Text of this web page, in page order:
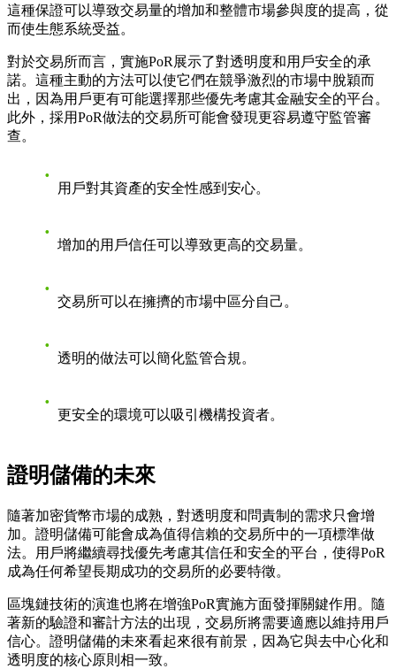
這種保證可以導致交易量的增加和整體市場參與度的提高，從
而使生態系統受益。
對於交易所而言，實施PoR展示了對透明度和用戶安全的承
諾。這種主動的方法可以使它們在競爭激烈的市場中脫穎而
出，因為用戶更有可能選擇那些優先考慮其金融安全的平台。
此外，採用PoR做法的交易所可能會發現更容易遵守監管審
查。
用戶對其資產的安全性感到安心。
增加的用戶信任可以導致更高的交易量。
交易所可以在擁擠的市場中區分自己。
透明的做法可以簡化監管合規。
更安全的環境可以吸引機構投資者。
證明儲備的未來
隨著加密貨幣市場的成熟，對透明度和問責制的需求只會增
加。證明儲備可能會成為值得信賴的交易所中的一項標準做
法。用戶將繼續尋找優先考慮其信任和安全的平台，使得PoR
成為任何希望長期成功的交易所的必要特徵。
區塊鏈技術的演進也將在增強PoR實施方面發揮關鍵作用。隨
著新的驗證和審計方法的出現，交易所將需要適應以維持用戶
信心。證明儲備的未來看起來很有前景，因為它與去中心化和
透明度的核心原則相一致。